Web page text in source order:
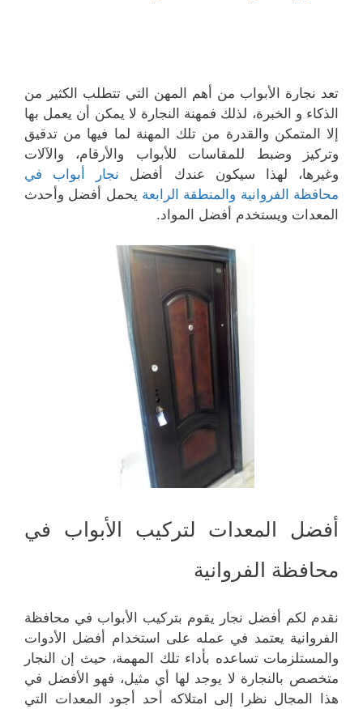
تعد نجارة الأبواب من أهم المهن التي تتطلب الكثير من
الذكاء و الخبرة، لذلك فمهنة النجارة لا يمكن أن يعمل بها
إلا المتمكن والقدرة من تلك المهنة لما فيها من تدقيق
وتركيز وضبط للمقاسات للأبواب والأرقام، والآلات
وغيرها، لهذا سيكون عندك أفضل نجار أبواب في
محافظة الفروانية والمنطقة الرابعة يحمل أفضل وأحدث
المعدات ويستخدم أفضل المواد.
أفضل المعدات لتركيب الأبواب في
محافظة الفروانية
نقدم لكم أفضل نجار يقوم بتركيب الأبواب في محافظة
الفروانية يعتمد في عمله على استخدام أفضل الأدوات
والمستلزمات تساعده بأداء تلك المهمة، حيث إن النجار
متخصص بالنجارة لا يوجد لها أي مثيل، فهو الأفضل في
هذا المجال نظرا إلى امتلاكه أحد أجود المعدات التي